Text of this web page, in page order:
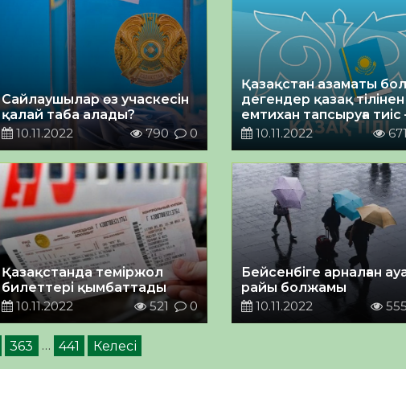
Сайлаушылар өз учаскесін
қалай таба алады?
10.11.2022
790 0
Қазақстан азаматы
дегендер қазақ тілінен
емтихан тапсыруға тиіс
премьер
10.11.2022 671
Қазақстанда теміржол
билеттері қымбаттады
10.11.2022
521 0
Бейсенбіге арналған
райы болжамы
10.11.2022
555
363 … 441 Келесі